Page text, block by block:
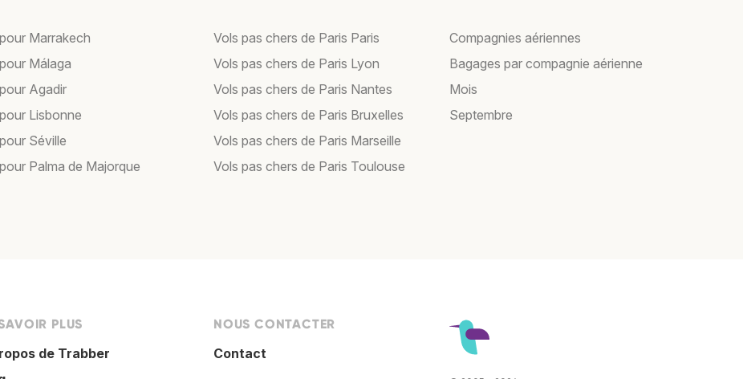
Marrakech
Málaga
Agadir
Lisbonne
Séville
Palma de Majorque
Vols pas chers de Paris Paris
Vols pas chers de Paris Lyon
Vols pas chers de Paris Nantes
Vols pas chers de Paris Bruxelles
Vols pas chers de Paris Marseille
Vols pas chers de Paris Toulouse
Compagnies aériennes
Bagages par compagnie aérienne
Mois
Septembre
PLUS
de Trabber
NOUS CONTACTER
Contact